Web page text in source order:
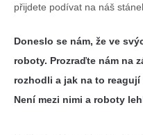
přijdete podívat na náš
Doneslo se nám, že ve
roboty. Prozraďte nám na
rozhodli a jak na to
Není mezi nimi a roboty